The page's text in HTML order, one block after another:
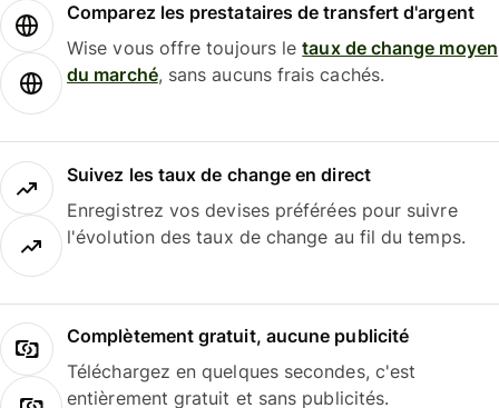
Comparez les prestataires de transfert d'argent
Wise vous offre toujours letaux de change moyen
du marché, sans aucuns frais cachés.
Suivez les taux de change en direct
Enregistrez vos devises préférées pour suivre
l'évolution des taux de change au fil du temps.
Complètement gratuit, aucune publicité
Téléchargez en quelques secondes, c'est
entièrement gratuit et sans publicités.